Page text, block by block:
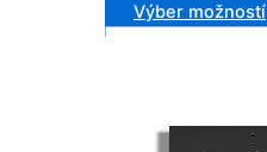
Výber možností